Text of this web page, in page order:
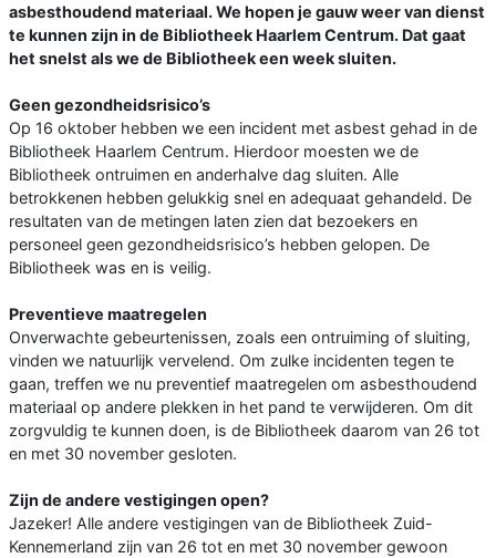
asbesthoudend materiaal. We hopen je gauw weer van dienst
te kunnen zijn in de Bibliotheek Haarlem Centrum. Dat gaat
het snelst als we de Bibliotheek een week sluiten.
Geen gezondheidsrisico’s
Op 16 oktober hebben we een incident met asbest gehad in de
Bibliotheek Haarlem Centrum. Hierdoor moesten we de
Bibliotheek ontruimen en anderhalve dag sluiten. Alle
betrokkenen hebben gelukkig snel en adequaat gehandeld. De
resultaten van de metingen laten zien dat bezoekers en
personeel geen gezondheidsrisico’s hebben gelopen. De
Bibliotheek was en is veilig.
Preventieve maatregelen
Onverwachte gebeurtenissen, zoals een ontruiming of sluiting,
vinden we natuurlijk vervelend. Om zulke incidenten tegen te
gaan, treffen we nu preventief maatregelen om asbesthoudend
materiaal op andere plekken in het pand te verwijderen. Om dit
zorgvuldig te kunnen doen, is de Bibliotheek daarom van 26 tot
en met 30 november gesloten.
Zijn de andere vestigingen open?
Jazeker! Alle andere vestigingen van de Bibliotheek Zuid-
Kennemerland zijn van 26 tot en met 30 november gewoon